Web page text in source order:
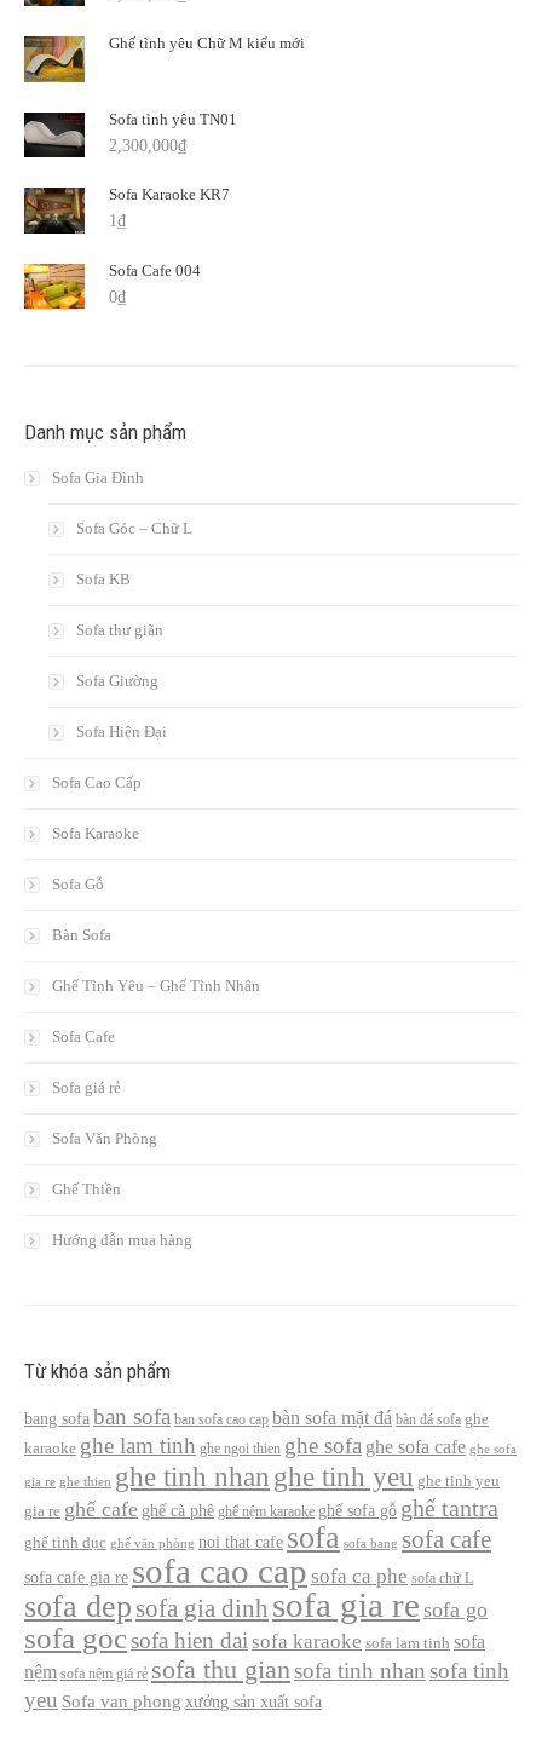
Ghế tình yêu Chữ M kiểu mới
Sofa tình yêu TN01
2,300,000₫
Sofa Karaoke KR7
1₫
Sofa Cafe 004
0₫
Danh mục sản phẩm
Sofa Gia Đình
Sofa Góc – Chữ L
Sofa KB
Sofa thư giãn
Sofa Giường
Sofa Hiện Đại
Sofa Cao Cấp
Sofa Karaoke
Sofa Gỗ
Bàn Sofa
Ghế Tình Yêu – Ghế Tình Nhân
Sofa Cafe
Sofa giá rẻ
Sofa Văn Phòng
Ghế Thiền
Hướng dẫn mua hàng
Từ khóa sản phẩm
bang sofaban sofa ban sofa cao cap bàn sofa mặt đá bàn đá sofa ghe
karaoke ghe lam tinh ghe ngoi thien ghe sofa ghe sofa cafe ghe sofa
gia re ghe thien ghe tinh nhan ghe tinh yeu ghe tinh yeu
gia re ghế cafe ghế cà phê ghế nệm karaoke ghế sofa gỗ ghế tantra
ghế tình dục ghế văn phòng noi that cafe sofa sofa bang sofa cafe
sofa cafe gia re sofa cao cap sofa ca phe sofa chữ L
sofa dep sofa gia dinh sofa gia re sofa go
sofa gocsofa hien dai sofa karaoke sofa lam tinh sofa
nệm sofa nệm giá rẻ sofa thu giansofa tinh nhan sofa tinh
yeu Sofa van phong xưởng sản xuất sofa